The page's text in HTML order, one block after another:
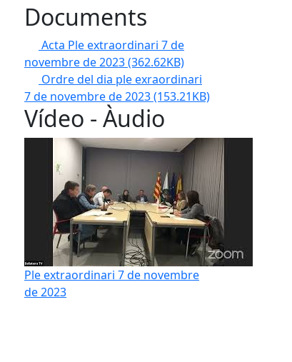
Documents
Acta Ple extraordinari 7 de
novembre de 2023(362.62KB)
Ordre del dia ple exraordinari
7 de novembre de 2023(153.21KB)
Vídeo - Àudio
Ple extraordinari 7 de novembre
de 2023